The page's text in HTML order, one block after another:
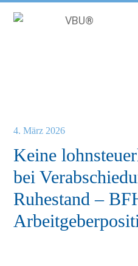
Inhalt
Keine
bei
Ruhestand –
4. März 2026